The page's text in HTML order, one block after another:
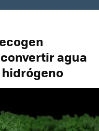
agua